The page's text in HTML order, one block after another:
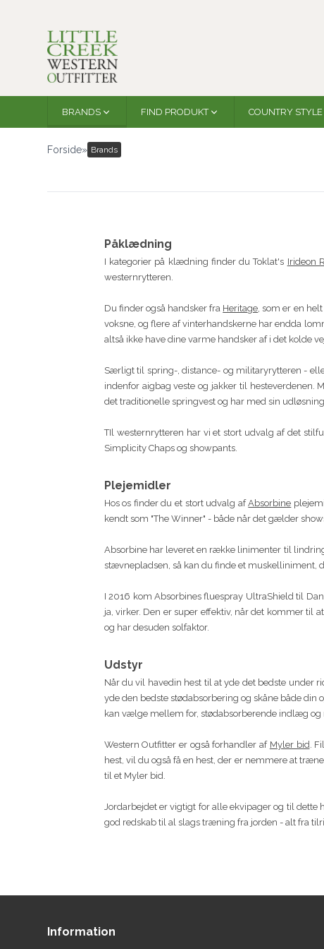
BRANDS FIND PRODUKT COUNTRY STYLE
Forside» Brands
Påklædning
I kategorier på klædning finder du Toklat's Irideon
westernrytteren.
Du finder også handsker fra Heritage, som er en
voksne, og flere af vinterhandskerne har endda
altså ikke have dine varme handsker af i det kolde
Særligt til spring-, distance- og militaryrytteren -
indenfor aigbag veste og jakker til hesteverdenen.
det traditionelle springvest og har med sin
TIl westernrytteren har vi et stort udvalg af det
Simplicity Chaps og showpants.
Plejemidler
Hos os finder du et stort udvalg afAbsorbine
kendt som "The Winner" - både når det gælder
Absorbine har leveret en række linimenter til
stævnepladsen, så kan du finde et muskelliniment,
I 2016 kom Absorbines fluespray UltraShield til
ja, virker. Den er super effektiv, når det kommer til
og har desuden solfaktor.
Udstyr
Når du vil havedin hest til at yde det bedste under
yde den bedste stødabsorbering og skåne både
kan vælge mellem for, stødabsorberende indlæg og
Western Outfitter er også forhandler af Myler bid.
hest, vil du også få en hest, der er nemmere at
til et Myler bid.
Jordarbejdet er vigtigt for alle ekvipager og til dette
god redskab til al slags træning fra jorden - alt fra
Information